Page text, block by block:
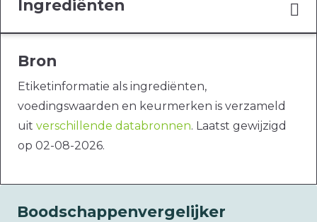
Ingrediënten
Bron
Etiketinformatie als ingrediënten,
voedingswaarden en keurmerken is verzameld
uit verschillende databronnen. Laatst gewijzigd
op 02-08-2026.
Boodschappenvergelijker